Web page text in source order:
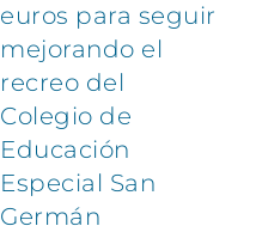
euros para seguir
mejorando el
recreo del
Colegio de
Educación
Especial San
Germán